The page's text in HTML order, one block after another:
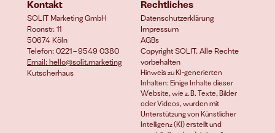
Kontakt
SOLIT Marketing GmbH
Roonstr. 11
50674 Köln
Telefon: 0221 – 9549 0380
Email: hello@solit.marketing
Kutscherhaus
Rechtliches
Datenschutzerklärung
Impressum
AGBs
Copyright SOLIT. Alle Rechte
vorbehalten
Hinweis zu KI-generierten
Inhalten: Einige Inhalte dieser
Website, wie z. B. Texte, Bilder
oder Videos, wurden mit
Unterstützung von Künstlicher
Intelligenz (KI) erstellt und